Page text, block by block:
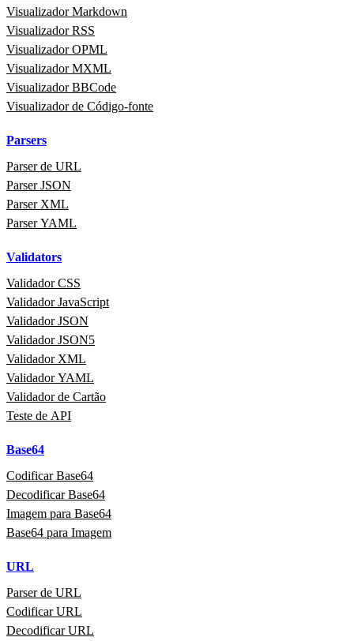
Visualizador Markdown
Visualizador RSS
Visualizador OPML
Visualizador MXML
Visualizador BBCode
Visualizador de Código‑fonte
Parsers
Parser de URL
Parser JSON
Parser XML
Parser YAML
Validators
Validador CSS
Validador JavaScript
Validador JSON
Validador JSON5
Validador XML
Validador YAML
Validador de Cartão
Teste de API
Base64
Codificar Base64
Decodificar Base64
Imagem para Base64
Base64 para Imagem
URL
Parser de URL
Codificar URL
Decodificar URL